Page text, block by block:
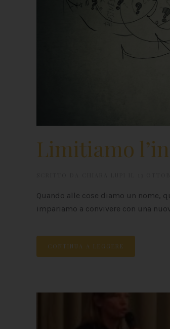
Limitiamo
Quando alle cose diamo un nome,
impariamo a convivere con una
CONTINUA A LEGGERE